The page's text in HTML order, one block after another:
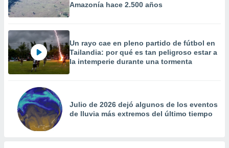
Amazonía hace 2.500 años
Un rayo cae en pleno partido de fútbol en
Tailandia: por qué es tan peligroso estar a
la intemperie durante una tormenta
Julio de 2026 dejó algunos de los eventos
de lluvia más extremos del último tiempo